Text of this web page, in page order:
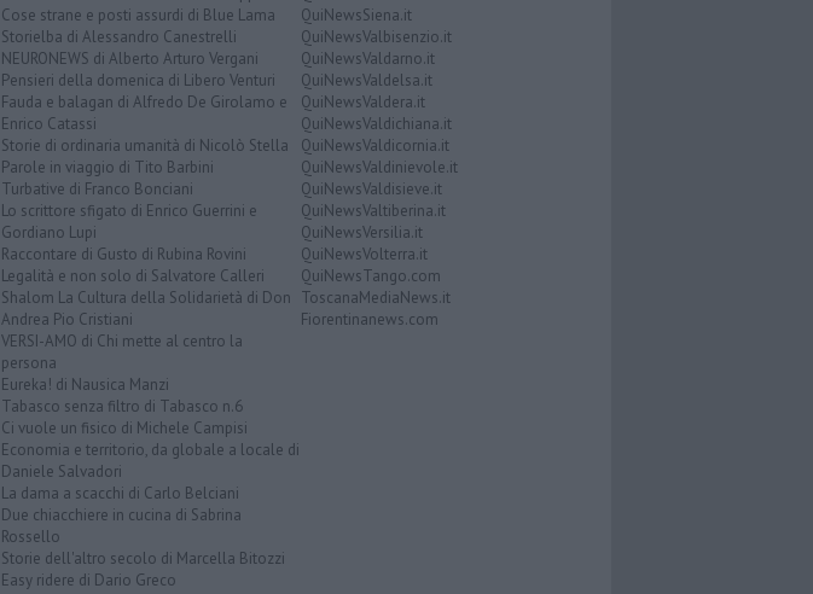
Cose strane e posti assurdi di Blue Lama
Storielba di Alessandro Canestrelli
NEURONEWS di Alberto Arturo Vergani
Pensieri della domenica di Libero Venturi
Fauda e balagan di Alfredo De Girolamo e
Enrico Catassi
Storie di ordinaria umanità di Nicolò Stella
Parole in viaggio di Tito Barbini
Turbative di Franco Bonciani
Lo scrittore sfigato di Enrico Guerrini e
Gordiano Lupi
Raccontare di Gusto di Rubina Rovini
Legalità e non solo di Salvatore Calleri
Shalom La Cultura della Solidarietà di Don
Andrea Pio Cristiani
VERSI-AMO di Chi mette al centro la
persona
Eureka! di Nausica Manzi
Tabasco senza filtro di Tabasco n.6
Ci vuole un fisico di Michele Campisi
Economia e territorio, da globale a locale di
Daniele Salvadori
La dama a scacchi di Carlo Belciani
Due chiacchiere in cucina di Sabrina
Rossello
Storie dell'altro secolo di Marcella Bitozzi
Easy ridere di Dario Greco
QuiNewsSiena.it
QuiNewsValbisenzio.it
QuiNewsValdarno.it
QuiNewsValdelsa.it
QuiNewsValdera.it
QuiNewsValdichiana.it
QuiNewsValdicornia.it
QuiNewsValdinievole.it
QuiNewsValdisieve.it
QuiNewsValtiberina.it
QuiNewsVersilia.it
QuiNewsVolterra.it
QuiNewsTango.com
ToscanaMediaNews.it
Fiorentinanews.com